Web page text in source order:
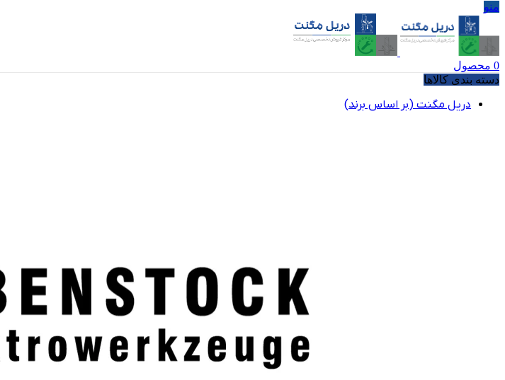
منو
0 محصول
دسته بندی کالاها
دریل مگنت (بر اساس برند)